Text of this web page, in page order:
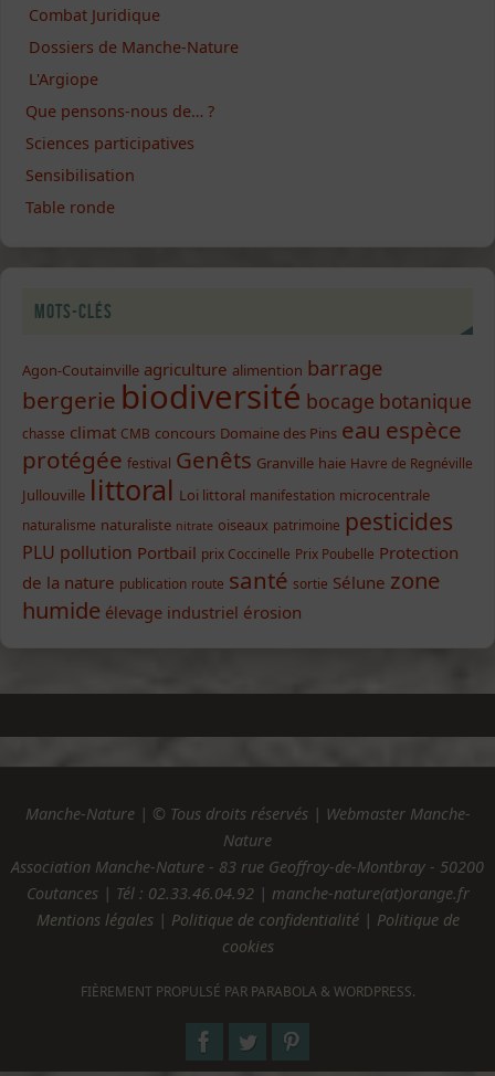
Combat Juridique
Dossiers de Manche-Nature
L'Argiope
Que pensons-nous de… ?
Sciences participatives
Sensibilisation
Table ronde
Mots-clés
Agon-Coutainville agriculture alimention barrage
bergerie biodiversité bocage botanique
chasse climat CMB concours Domaine des Pins eau espèce
protégée festival Genêts Granville haie Havre de Regnéville
Jullouville littoral Loi littoral manifestation microcentrale
naturalisme naturaliste nitrate oiseaux patrimoine pesticides
PLU pollution Portbail prix Coccinelle Prix Poubelle Protection
de la nature publication route santé sortie Sélune zone
humide élevage industriel érosion
Manche-Nature | © Tous droits réservés | Webmaster Manche-
Nature
Association Manche-Nature - 83 rue Geoffroy-de-Montbray - 50200
Coutances | Tél : 02.33.46.04.92| manche-nature(at)orange.fr
Mentions légales| Politique de confidentialité| Politique de
cookies
FIÈREMENT PROPULSÉ PAR PARABOLA & WORDPRESS.